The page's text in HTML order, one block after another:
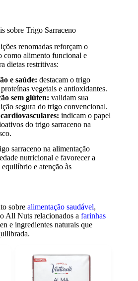
sobre Trigo Sarraceno
renomadas reforçam o
como alimento funcional e
dietas restritivas:
e saúde: destacam o trigo
vegetais e antioxidantes.
sem glúten: validam sua
segura do trigo convencional.
indicam o papel
do trigo sarraceno na
sarraceno na alimentação
nutricional e favorecer a
e atenção às
sobre alimentação saudável,
All Nuts relacionados a farinhas
e ingredientes naturais que